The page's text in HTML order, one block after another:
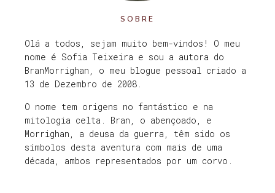
SOBRE
Olá a todos, sejam muito bem-vindos! O meu
nome é Sofia Teixeira e sou a autora do
BranMorrighan, o meu blogue pessoal criado a
13 de Dezembro de 2008.
O nome tem origens no fantástico e na
mitologia celta. Bran, o abençoado, e
Morrighan, a deusa da guerra, têm sido os
símbolos desta aventura com mais de uma
década, ambos representados por um corvo.